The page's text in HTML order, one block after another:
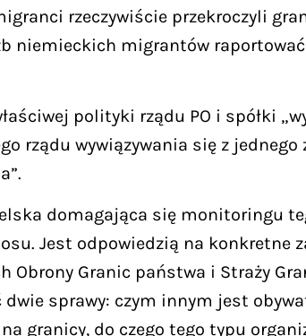
rzeczywiście przekroczyli
niemieckich migrantów
polityki rządu PO i spółki
rządu wywiązywania się z
domagająca się monitoringu
Jest odpowiedzią na
Obrony Granic państwa i Straży
dwie sprawy: czym innym jest
granicy, do czego tego typu